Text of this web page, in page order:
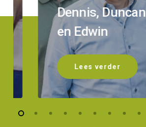
Dennis, Duncan
en Edwin
Lees verder